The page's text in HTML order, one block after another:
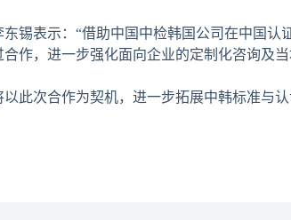
锡表示：“借助中国中检韩国公司在中国认
作，进一步强化面向企业的定制化咨询及
此次合作为契机，进一步拓展中韩标准与